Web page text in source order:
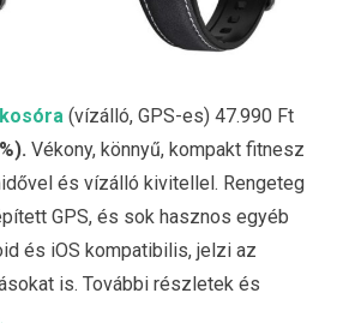
(vízálló, GPS-es) 47.990 Ft
. Vékony, könnyű, kompakt fitnesz
és vízálló kivitellel. Rengeteg
GPS, és sok hasznos egyéb
és iOS kompatibilis, jelzi az
is. További részletek és